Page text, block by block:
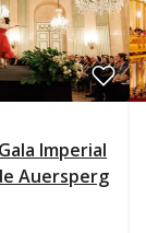
Imperial
Auersperg